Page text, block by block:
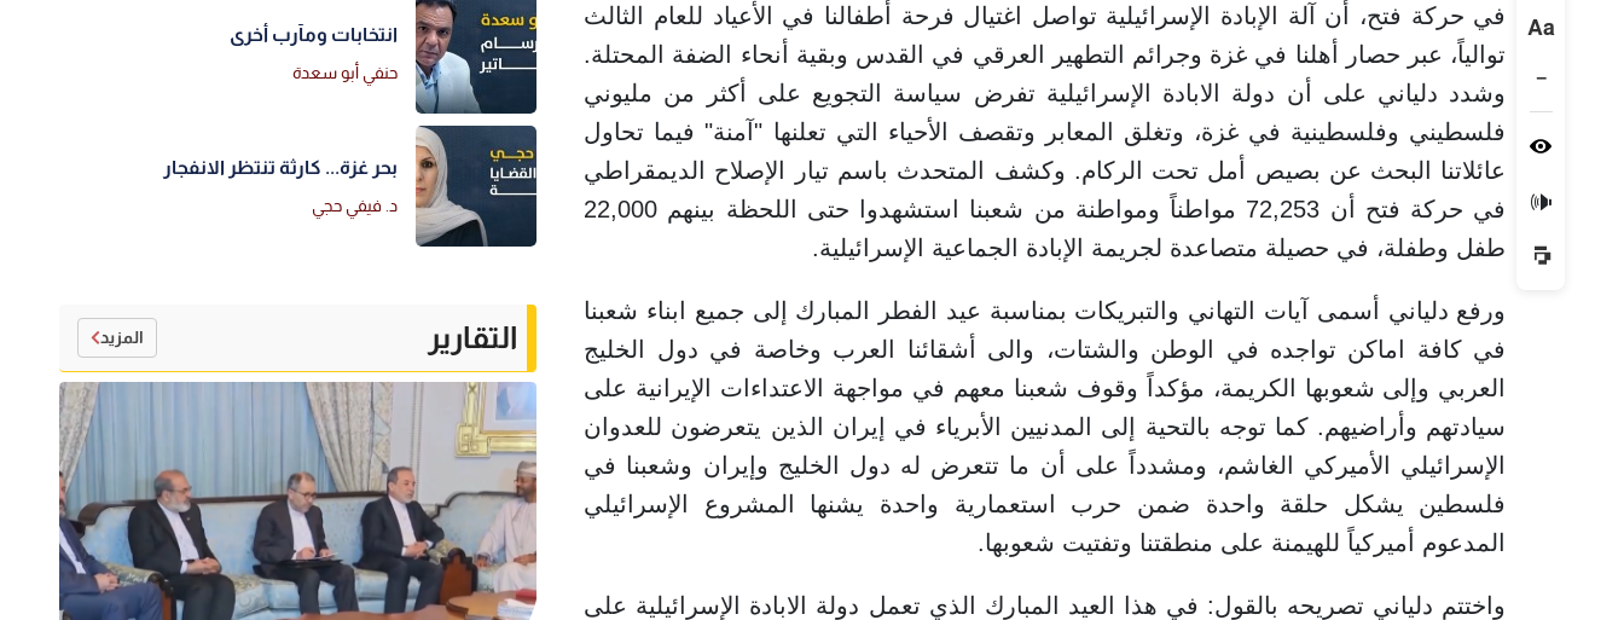
Aa
−
🔊
في حركة فتح، أن آلة الإبادة الإسرائيلية تواصل اغتيال فرحة أطفالنا في الأعياد للعام الثالث
توالياً، عبر حصار أهلنا في غزة وجرائم التطهير العرقي في القدس وبقية أنحاء الضفة المحتلة.
وشدد دلياني على أن دولة الابادة الإسرائيلية تفرض سياسة التجويع على أكثر من مليوني
فلسطيني وفلسطينية في غزة، وتغلق المعابر وتقصف الأحياء التي تعلنها "آمنة" فيما تحاول
عائلاتنا البحث عن بصيص أمل تحت الركام. وكشف المتحدث باسم تيار الإصلاح الديمقراطي
في حركة فتح أن 72,253 مواطناً ومواطنة من شعبنا استشهدوا حتى اللحظة بينهم 22,000
طفل وطفلة، في حصيلة متصاعدة لجريمة الإبادة الجماعية الإسرائيلية.
ورفع دلياني أسمى آيات التهاني والتبريكات بمناسبة عيد الفطر المبارك إلى جميع ابناء شعبنا
في كافة اماكن تواجده في الوطن والشتات، والى أشقائنا العرب وخاصة في دول الخليج
العربي وإلى شعوبها الكريمة، مؤكداً وقوف شعبنا معهم في مواجهة الاعتداءات الإيرانية على
سيادتهم وأراضيهم. كما توجه بالتحية إلى المدنيين الأبرياء في إيران الذين يتعرضون للعدوان
الإسرائيلي الأميركي الغاشم، ومشدداً على أن ما تتعرض له دول الخليج وإيران وشعبنا في
فلسطين يشكل حلقة واحدة ضمن حرب استعمارية واحدة يشنها المشروع الإسرائيلي
المدعوم أميركياً للهيمنة على منطقتنا وتفتيت شعوبها.
واختتم دلياني تصريحه بالقول: في هذا العيد المبارك الذي تعمل دولة الابادة الإسرائيلية على
انتخابات ومآرب أخرى
حنفي أبو سعدة
بحر غزة... كارثة تنتظر الانفجار
د. فيفي حجي
التقارير المزيد